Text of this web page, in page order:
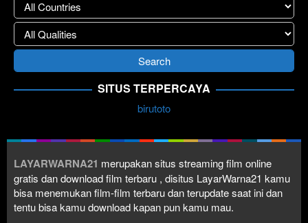
SITUS TERPERCAYA
birutoto
LAYARWARNA21 merupakan situs streaming film online
gratis dan download film terbaru , disitus LayarWarna21 kamu
bisa menemukan film-film terbaru dan terupdate saat ini dan
tentu bisa kamu download kapan pun kamu mau.